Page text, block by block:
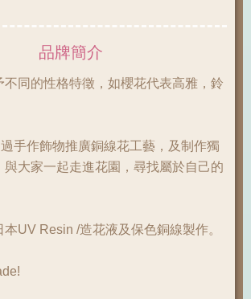
品牌簡介
不同的性格特徵，如櫻花代表高雅，鈴
手作飾物推廣銅線花工藝，及制作獨
與大家一起走進花園，尋找屬於自己的
UV Resin /造花液及保色銅線製作。